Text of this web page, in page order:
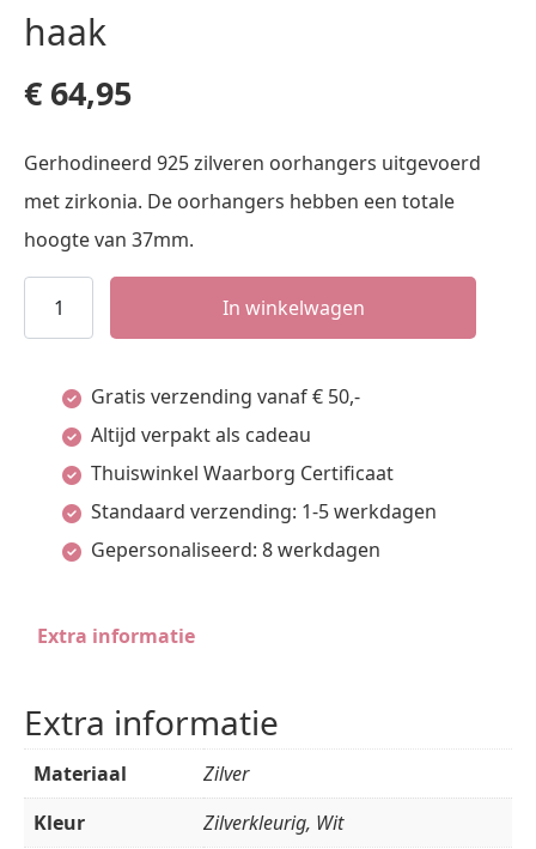
haak
€ 64,95
Gerhodineerd 925 zilveren oorhangers uitgevoerd
met zirkonia. De oorhangers hebben een totale
hoogte van 37mm.
oorhangers
zirkonia
haak
aantal
In winkelwagen
Gratis verzending vanaf € 50,-
Altijd verpakt als cadeau
Thuiswinkel Waarborg Certificaat
Standaard verzending: 1-5 werkdagen
Gepersonaliseerd: 8 werkdagen
Extra informatie
Extra informatie
Materiaal
Zilver
Kleur
Zilverkleurig, Wit